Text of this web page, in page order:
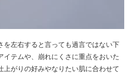
を左右すると言っても過言ではない下
イテムや、崩れにくさに重点をおいた
上がりの好みやなりたい肌に合わせて